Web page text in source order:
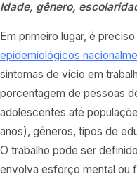
Idade, gênero,
Em primeiro lugar, é
epidemiológicos
sintomas de vício em
porcentagem de pessoas
adolescentes até
anos), gêneros, tipos de
O trabalho pode ser
envolva esforço mental ou